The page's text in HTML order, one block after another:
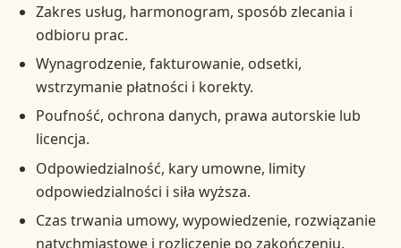
Zakres usług, harmonogram, sposób zlecania i
odbioru prac.
Wynagrodzenie, fakturowanie, odsetki,
wstrzymanie płatności i korekty.
Poufność, ochrona danych, prawa autorskie lub
licencja.
Odpowiedzialność, kary umowne, limity
odpowiedzialności i siła wyższa.
Czas trwania umowy, wypowiedzenie, rozwiązanie
natychmiastowe i rozliczenie po zakończeniu.